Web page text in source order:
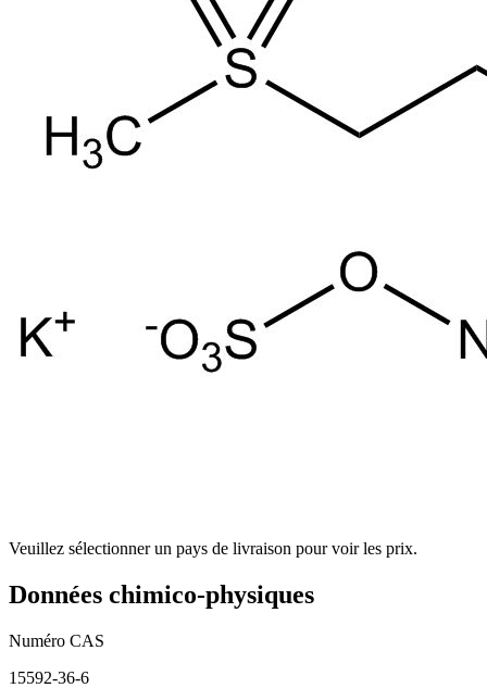
Veuillez sélectionner un pays de livraison pour voir les prix.
Données chimico-physiques
Numéro CAS
15592-36-6